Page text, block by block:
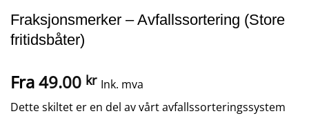
Fraksjonsmerker – Avfallssortering (Store
fritidsbåter)
Fra49.00 kr Ink. mva
Dette skiltet er en del av vårt avfallssorteringssystem